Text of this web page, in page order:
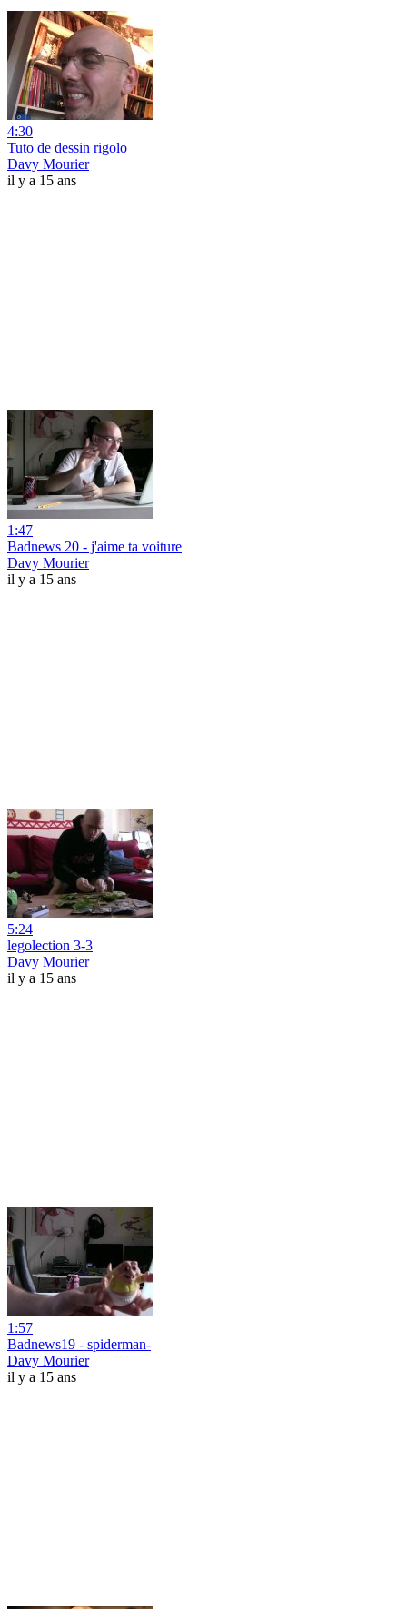
4:30
Tuto de dessin rigolo
Davy Mourier
il y a 15 ans
1:47
Badnews 20 - j'aime ta voiture
Davy Mourier
il y a 15 ans
5:24
legolection 3-3
Davy Mourier
il y a 15 ans
1:57
Badnews19 - spiderman-
Davy Mourier
il y a 15 ans